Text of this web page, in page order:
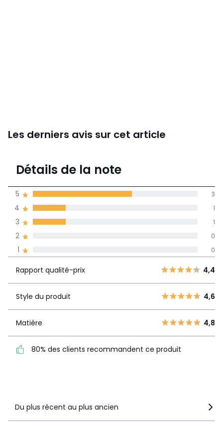
Les derniers avis sur cet article
4,4
moyenne des avis
dans toutes les
1 0
2
3 1
4
5 4,4
4,6
4,8
recommandent ce produit
Détails de la note
1 0
2 0
3 1
4 1
5 3
Rapport qualité-prix 4,4
Style du produit 4,6
Matière 4,8
80% des clients recommandent ce produit
Du plus récent au plus ancien